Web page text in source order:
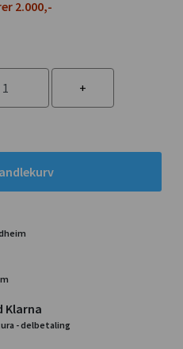
2.000,-
Klarna
- delbetaling